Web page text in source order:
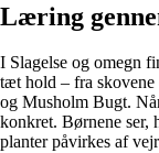
Læring
I Slagelse og omegn
tæt hold – fra
og Musholm Bugt.
konkret. Børnene ser,
planter påvirkes af